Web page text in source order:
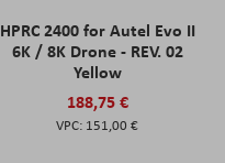
HPRC 2400 for Autel Evo II
6K / 8K Drone - REV. 02
Yellow
188,75 €
151,00 €